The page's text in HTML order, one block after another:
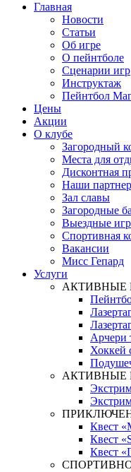
Главная
Новости
Статьи
Об игре
О пейнтболе
Сценарии игр
Инструктаж
Пейнтбол
Цены
Акции
О клубе
Загородный
Места для
Дисконтная
Наши
Зал славы
Загородные
Выездные
Спортивная
Вакансии
Мисс Гепард
Услуги
АКТИВНЫЕ
Арчери
Хоккей
АКТИВНЫЕ
Квест
Квест
Квест